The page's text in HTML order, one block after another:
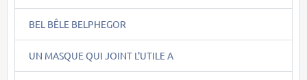
BEL BÊLE BELPHEGOR
UN MASQUE QUI JOINT L'UTILE A